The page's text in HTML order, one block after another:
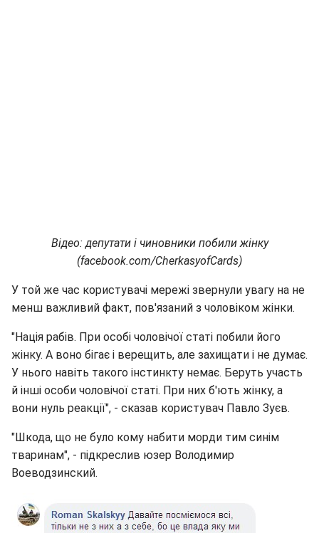
Відео: депутати і чиновники побили жінку
(facebook.com/CherkasyofCards)
У той же час користувачі мережі звернули увагу на не
менш важливий факт, пов'язаний з чоловіком жінки.
"Нація рабів. При особі чоловічої статі побили його
жінку. А воно бігає і верещить, але захищати і не думає.
У нього навіть такого інстинкту немає. Беруть участь
й інші особи чоловічої статі. При них б'ють жінку, а
вони нуль реакції", - сказав користувач Павло Зуєв.
"Шкода, що не було кому набити морди тим синім
тваринам", - підкреслив юзер Володимир
Воеводзинский.